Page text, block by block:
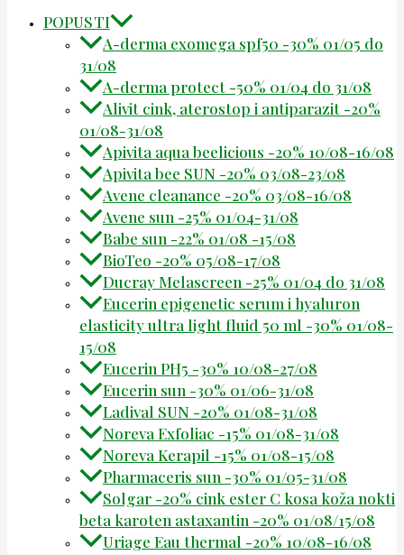
POPUSTI
A-derma exomega spf50 -30% 01/05 do
31/08
A-derma protect -50% 01/04 do 31/08
Alivit cink, aterostop i antiparazit -20%
01/08-31/08
Apivita aqua beelicious -20% 10/08-16/08
Apivita bee SUN -20% 03/08-23/08
Avene cleanance -20% 03/08-16/08
Avene sun -25% 01/04-31/08
Babe sun -22% 01/08 -15/08
BioTeo -20% 05/08-17/08
Ducray Melascreen -25% 01/04 do 31/08
Eucerin epigenetic serum i hyaluron
elasticity ultra light fluid 50 ml -30% 01/08-
15/08
Eucerin PH5 -30% 10/08-27/08
Eucerin sun -30% 01/06-31/08
Ladival SUN -20% 01/08-31/08
Noreva Exfoliac -15% 01/08-31/08
Noreva Kerapil -15% 01/08-15/08
Pharmaceris sun -30% 01/05-31/08
Solgar -20% cink ester C kosa koža nokti
beta karoten astaxantin -20% 01/08/15/08
Uriage Eau thermal -20% 10/08-16/08